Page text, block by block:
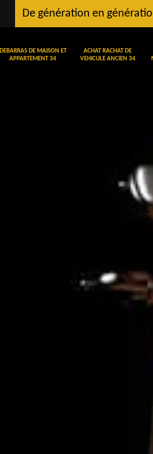
De génération en
DEBARRAS DE MAISON ET
APPARTEMENT 34
ACHAT RACHAT DE
VEHICULE ANCIEN 34